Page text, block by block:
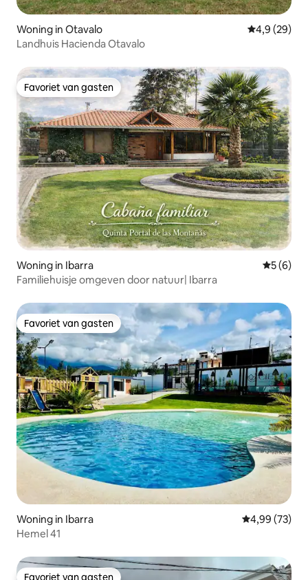
Woning in Otavalo Gemiddelde
4,9 (29)
Landhuis Hacienda Otavalo
Favoriet van gasten
Favoriet van gasten
Woning in Ibarra
5 (6)
Familiehuisje omgeven door natuur| Ibarra
Favoriet van gasten
Favoriet van gasten
Woning in Ibarra Gemiddelde
4,99 (73)
Hemel 41
Favoriet van gasten